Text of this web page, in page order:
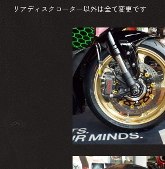
リアディスクローター以外は全て変更です